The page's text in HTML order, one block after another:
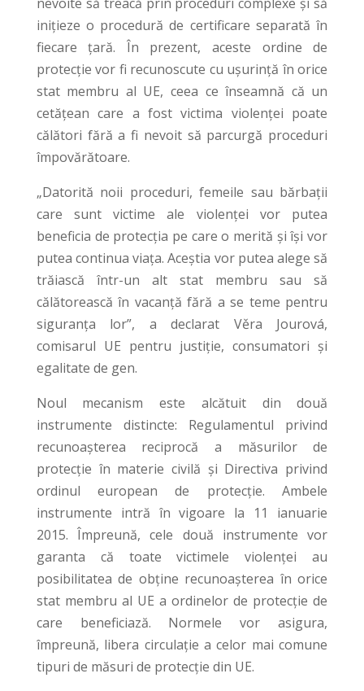
inițieze o procedură de certificare separată în
fiecare țară. În prezent, aceste ordine de
protecție vor fi recunoscute cu ușurință în orice
stat membru al UE, ceea ce înseamnă că un
cetățean care a fost victima violenței poate
călători fără a fi nevoit să parcurgă proceduri
împovărătoare.
„Datorită noii proceduri, femeile sau bărbații
care sunt victime ale violenței vor putea
beneficia de protecția pe care o merită și își vor
putea continua viața. Aceștia vor putea alege să
trăiască într-un alt stat membru sau să
călătorească în vacanță fără a se teme pentru
siguranța lor”, a declarat Věra Jourová,
comisarul UE pentru justiție, consumatori și
egalitate de gen.
Noul mecanism este alcătuit din două
instrumente distincte: Regulamentul privind
recunoașterea reciprocă a măsurilor de
protecție în materie civilă și Directiva privind
ordinul european de protecție. Ambele
instrumente intră în vigoare la 11 ianuarie
2015. Împreună, cele două instrumente vor
garanta că toate victimele violenței au
posibilitatea de obține recunoașterea în orice
stat membru al UE a ordinelor de protecție de
care beneficiază. Normele vor asigura,
împreună, libera circulație a celor mai comune
tipuri de măsuri de protecție din UE.